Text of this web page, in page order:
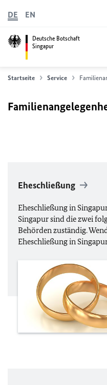
Deutsche Botschaft
Singapur
DE EN
Startseite Service
Eheschließung
Eheschließung in
Singapur sind die zwei
Behörden zuständig.
Eheschließung in